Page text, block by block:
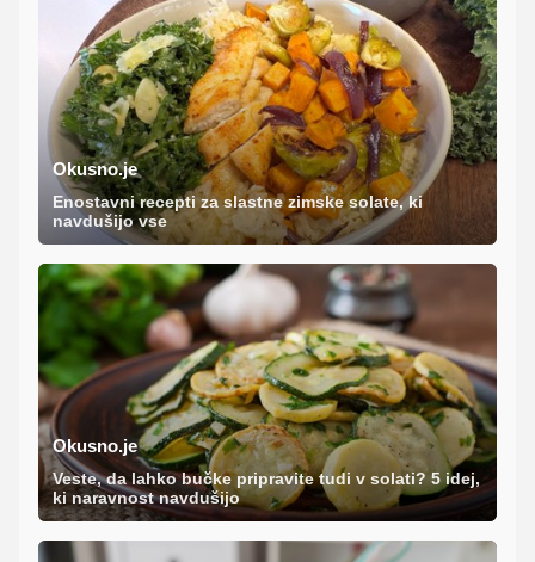
Okusno.je
Enostavni recepti za slastne zimske solate, ki
navdušijo vse
Okusno.je
Veste, da lahko bučke pripravite tudi v solati? 5 idej,
ki naravnost navdušijo